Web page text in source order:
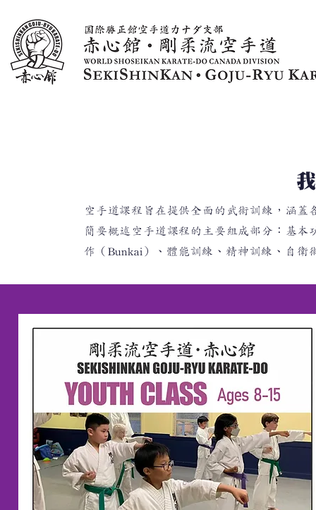
空手道課程旨在提供全面的武術訓練，涵
簡要概述空手道課程的主要組成部分：基
作（Bunkai）、體能訓練、精神訓練、自衛